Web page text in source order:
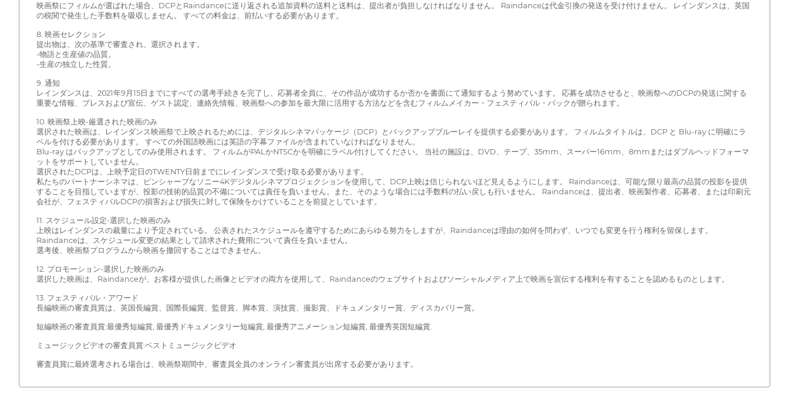
映画祭にフィルムが選ばれた場合、DCPとRaindanceに送り返される追加資料の送料と送料は、提出者が負担しなければなりません。 Raindanceは代金引換の発送を受け付けません。 レインダンスは、英国
の税関で発生した手数料を吸収しません。 すべての料金は、前払いする必要があります。
8. 映画セレクション
提出物は、次の基準で審査され、選択されます。
-物語と生産値の品質。
-生産の独立した性質。
9. 通知
レインダンスは、2021年9月15日までにすべての選考手続きを完了し、応募者全員に、その作品が成功するか否かを書面にて通知するよう努めています。 応募を成功させると、映画祭へのDCPの発送に関する
重要な情報、プレスおよび宣伝、ゲスト認定、連絡先情報、映画祭への参加を最大限に活用する方法などを含むフィルムメイカー・フェスティバル・パックが贈られます。
10. 映画祭上映-厳選された映画のみ
選択された映画は、レインダンス映画祭で上映されるためには、デジタルシネマパッケージ（DCP）とバックアップブルーレイを提供する必要があります。 フィルムタイトルは、DCP と Blu-ray に明確にラ
ベルを付ける必要があります。 すべての外国語映画には英語の字幕ファイルが含まれていなければなりません。
Blu-ray はバックアップとしてのみ使用されます。 フィルムがPALかNTSCかを明確にラベル付けしてください。 当社の施設は、DVD、テープ、35mm、スーパー16mm、8mmまたはダブルヘッドフォーマ
ットをサポートしていません。
選択されたDCPは、上映予定日のTWENTY日前までにレインダンスで受け取る必要があります。
私たちのパートナーシネマは、ピンシャープなソニー4Kデジタルシネマプロジェクションを使用して、DCP上映は信じられないほど見えるようにします。 Raindanceは、可能な限り最高の品質の投影を提供
することを目指していますが、投影の技術的品質の不備については責任を負いません。また、そのような場合には手数料の払い戻しも行いません。 Raindanceは、提出者、映画製作者、応募者、または印刷元
会社が、フェスティバルDCPの損害および損失に対して保険をかけていることを前提としています。
11. スケジュール設定-選択した映画のみ
上映はレインダンスの裁量により予定されている。 公表されたスケジュールを遵守するためにあらゆる努力をしますが、Raindanceは理由の如何を問わず、いつでも変更を行う権利を留保します。
Raindanceは、スケジュール変更の結果として請求された費用について責任を負いません。
選考後、映画祭プログラムから映画を撤回することはできません。
12. プロモーション-選択した映画のみ
選択した映画は、Raindanceが、お客様が提供した画像とビデオの両方を使用して、Raindanceのウェブサイトおよびソーシャルメディア上で映画を宣伝する権利を有することを認めるものとします。
13. フェスティバル・アワード
長編映画の審査員賞は、英国長編賞、国際長編賞、監督賞、脚本賞、演技賞、撮影賞、ドキュメンタリー賞、ディスカバリー賞。
短編映画の審査員賞:最優秀短編賞, 最優秀ドキュメンタリー短編賞, 最優秀アニメーション短編賞, 最優秀英国短編賞.
ミュージックビデオの審査員賞:ベストミュージックビデオ.
審査員賞に最終選考される場合は、映画祭期間中、審査員全員のオンライン審査員が出席する必要があります。